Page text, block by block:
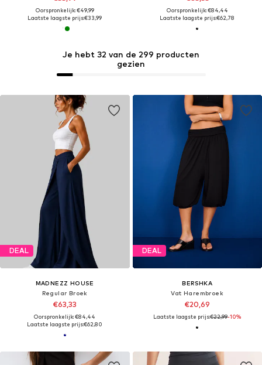
Oorspronkelijk: €49,99
Laatste laagste prijs:€33,99
Oorspronkelijk: €84,44
Laatste laagste prijs:€62,78
DEAL
MADNEZZ HOUSE
Regular Broek
€63,33
Oorspronkelijk: €84,44
Laatste laagste prijs:€62,80
DEAL
BERSHKA
Vat Harembroek
€20,69
Laatste laagste prijs:€22,99-10%
Je hebt 32 van de 299 producten
gezien